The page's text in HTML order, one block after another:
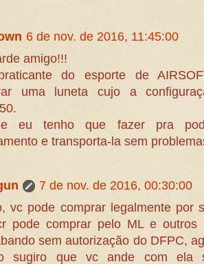
6 de nov. de 2016, 11:45:00
amigo!!!
do esporte de
uma luneta cujo a
eu tenho que fazer pra
e transporta-la sem
7 de nov. de 2016, 00:30:00
vc pode comprar legalmente por
pode comprar pelo ML e outros
sem autorização do DFPC,
sugiro que vc ande com ela